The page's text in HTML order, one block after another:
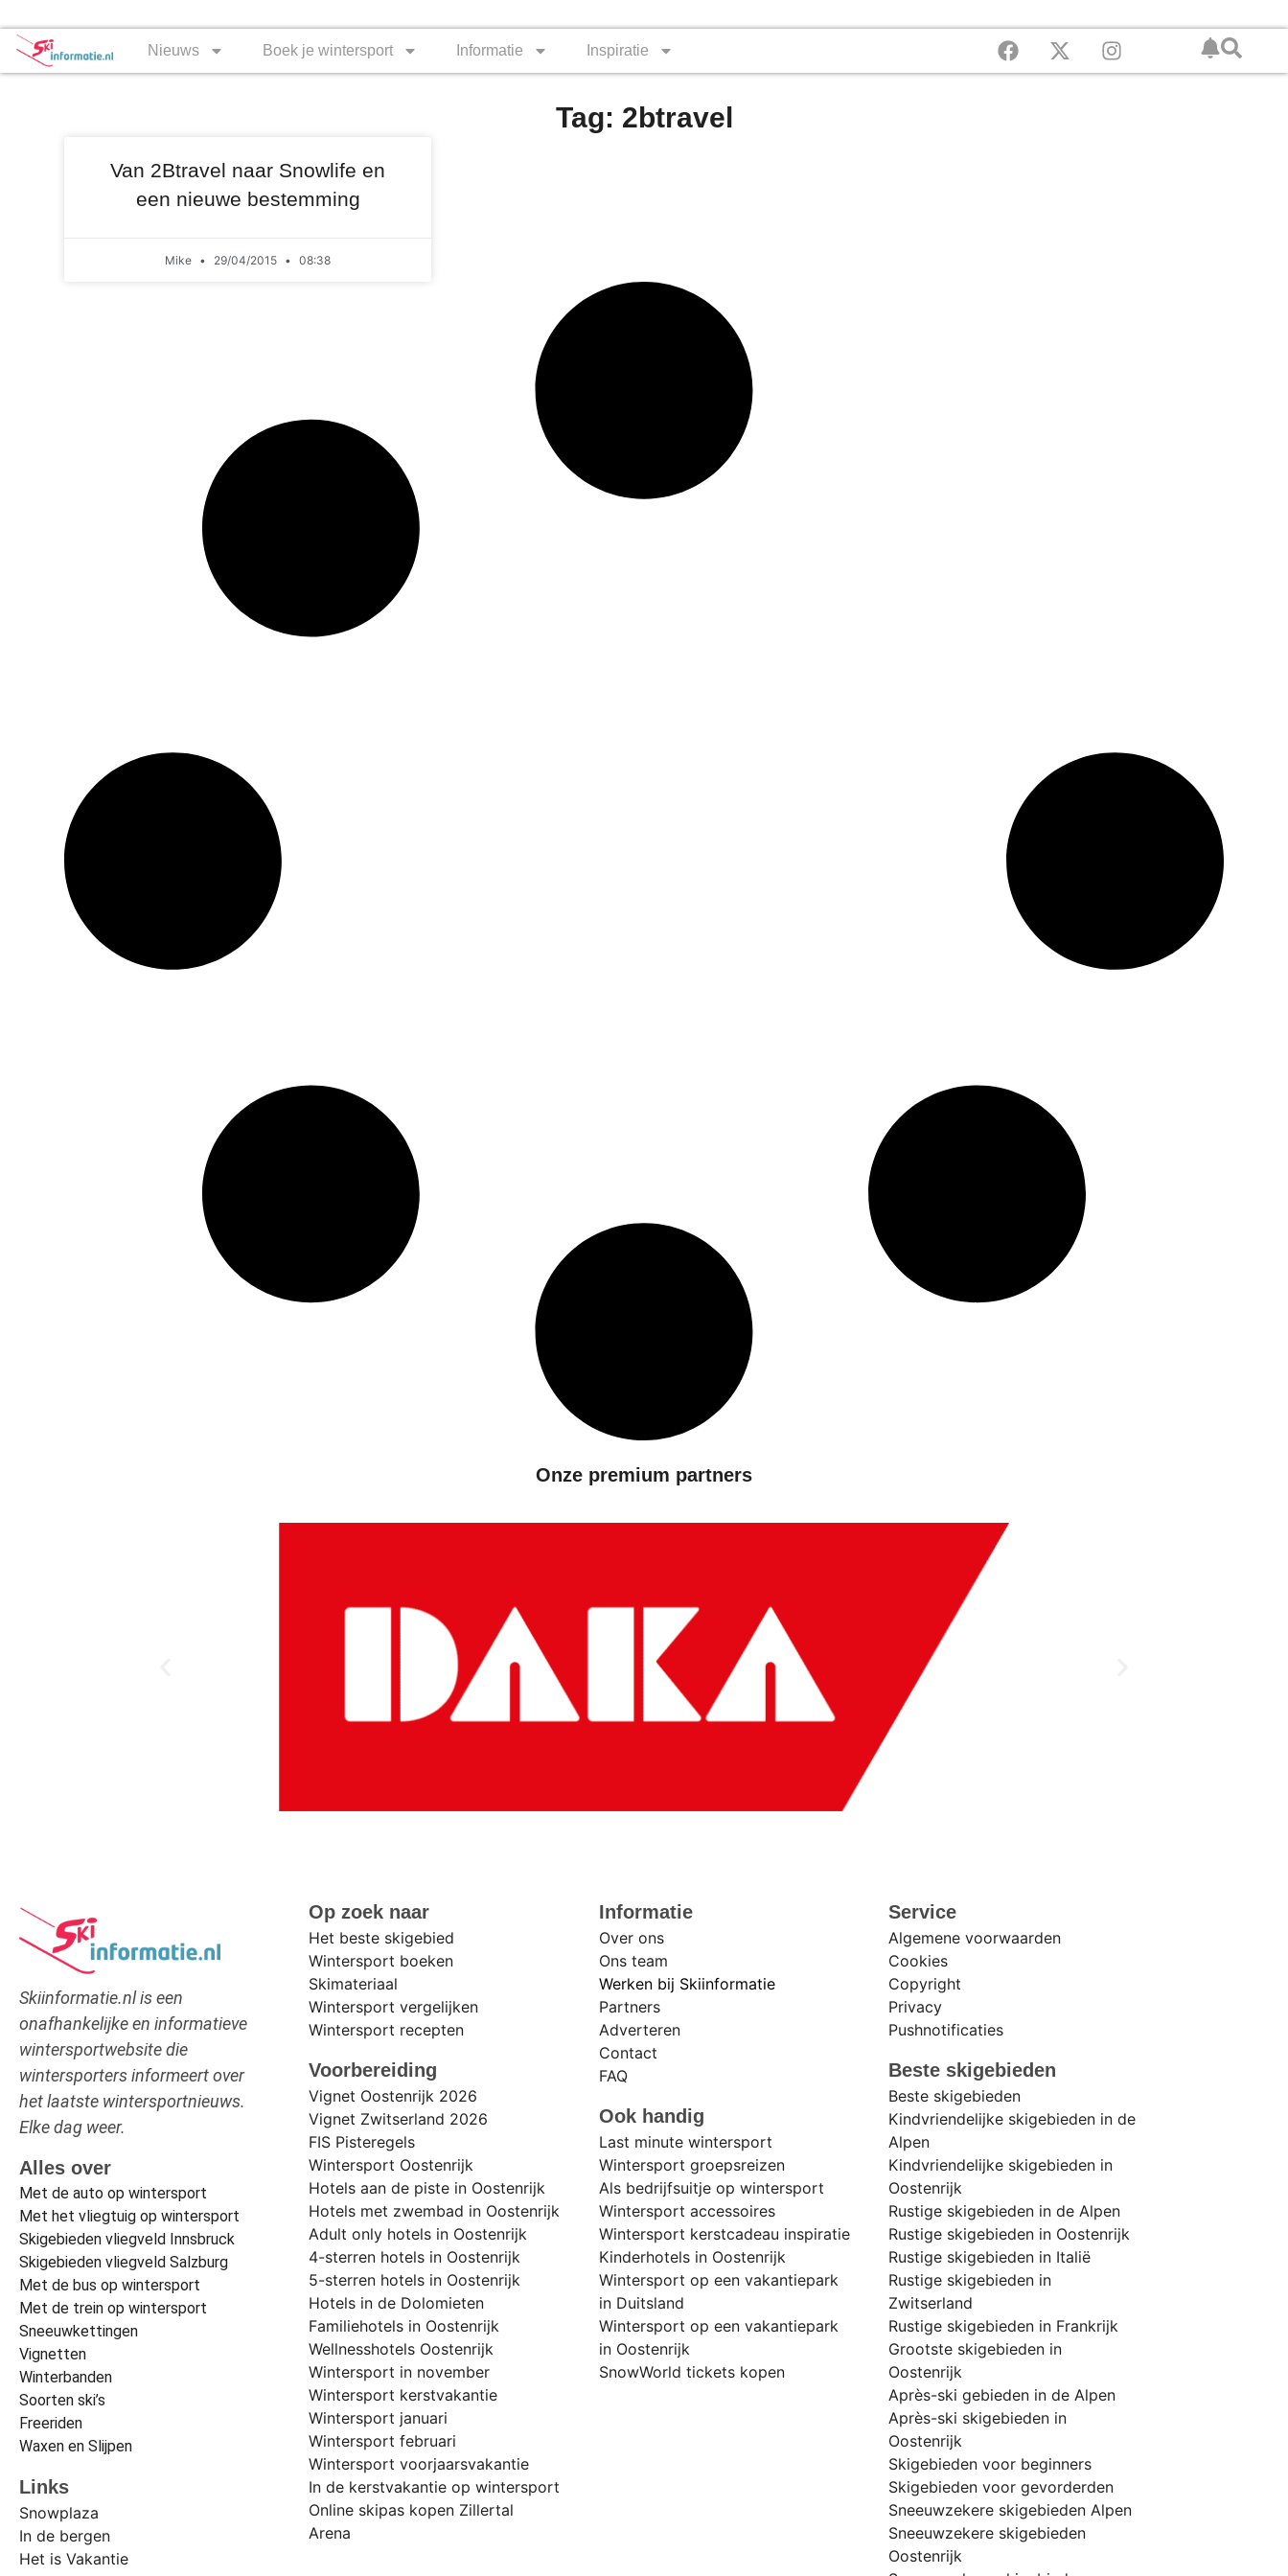
Nieuws Boek je wintersport Informatie Inspiratie
Tag: 2btravel
Van 2Btravel naar Snowlife en
een nieuwe bestemming
Mike 29/04/2015 08:38
Onze premium partners
Skiinformatie.nl is een
onafhankelijke en informatieve
wintersportwebsite die
wintersporters informeert over
het laatste wintersportnieuws.
Elke dag weer.
Alles over
Met de auto op wintersport
Met het vliegtuig op wintersport
Skigebieden vliegveld Innsbruck
Skigebieden vliegveld Salzburg
Met de bus op wintersport
Met de trein op wintersport
Sneeuwkettingen
Vignetten
Winterbanden
Soorten ski’s
Freeriden
Waxen en Slijpen
Links
Snowplaza
In de bergen
Het is Vakantie
Op zoek naar
Het beste skigebied
Wintersport boeken
Skimateriaal
Wintersport vergelijken
Wintersport recepten
Voorbereiding
Vignet Oostenrijk 2026
Vignet Zwitserland 2026
FIS Pisteregels
Wintersport Oostenrijk
Hotels aan de piste in Oostenrijk
Hotels met zwembad in Oostenrijk
Adult only hotels in Oostenrijk
4-sterren hotels in Oostenrijk
5-sterren hotels in Oostenrijk
Hotels in de Dolomieten
Familiehotels in Oostenrijk
Wellnesshotels Oostenrijk
Wintersport in november
Wintersport kerstvakantie
Wintersport januari
Wintersport februari
Wintersport voorjaarsvakantie
In de kerstvakantie op wintersport
Online skipas kopen Zillertal
Arena
Informatie
Over ons
Ons team
Werken bij Skiinformatie
Partners
Adverteren
Contact
FAQ
Ook handig
Last minute wintersport
Wintersport groepsreizen
Als bedrijfsuitje op wintersport
Wintersport accessoires
Wintersport kerstcadeau inspiratie
Kinderhotels in Oostenrijk
Wintersport op een vakantiepark
in Duitsland
Wintersport op een vakantiepark
in Oostenrijk
SnowWorld tickets kopen
Service
Algemene voorwaarden
Cookies
Copyright
Privacy
Pushnotificaties
Beste skigebieden
Beste skigebieden
Kindvriendelijke skigebieden in de
Alpen
Kindvriendelijke skigebieden in
Oostenrijk
Rustige skigebieden in de Alpen
Rustige skigebieden in Oostenrijk
Rustige skigebieden in Italië
Rustige skigebieden in
Zwitserland
Rustige skigebieden in Frankrijk
Grootste skigebieden in
Oostenrijk
Après-ski gebieden in de Alpen
Après-ski skigebieden in
Oostenrijk
Skigebieden voor beginners
Skigebieden voor gevorderden
Sneeuwzekere skigebieden Alpen
Sneeuwzekere skigebieden
Oostenrijk